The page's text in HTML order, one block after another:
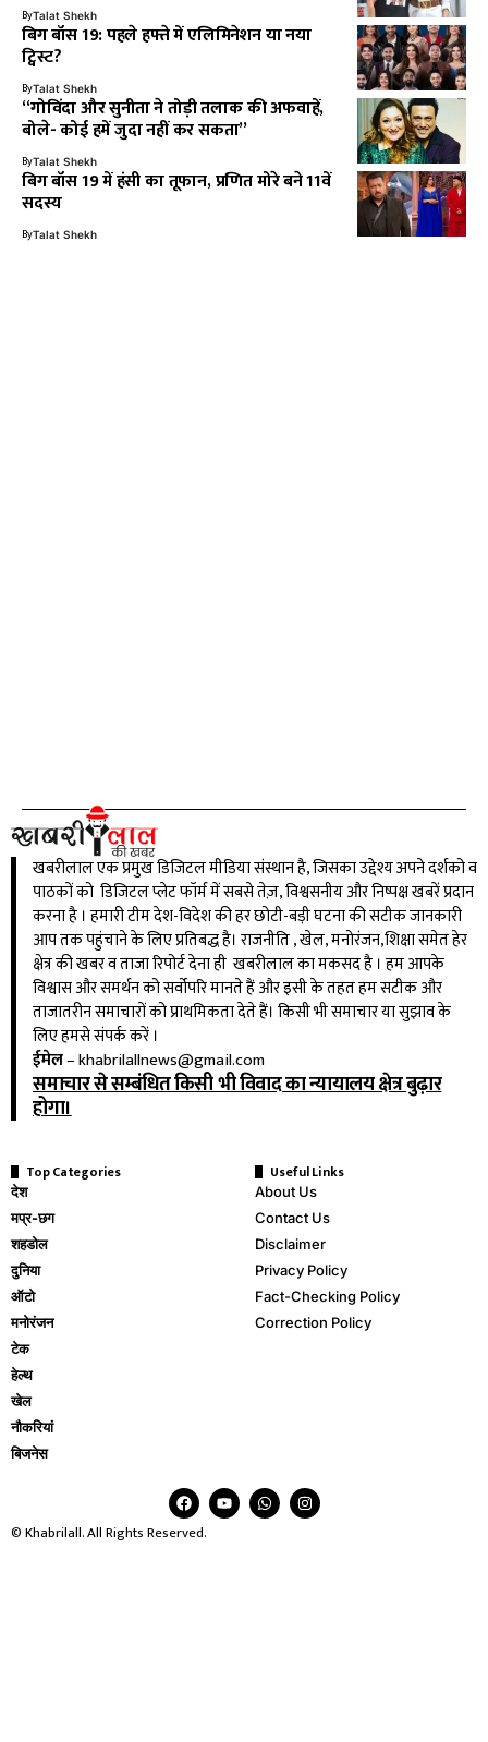
ByTalat Shekh
बिग बॉस 19: पहले हफ्ते में एलिमिनेशन या नया
ट्विस्ट?
ByTalat Shekh
“गोविंदा और सुनीता ने तोड़ी तलाक की अफवाहें,
बोले- कोई हमें जुदा नहीं कर सकता”
ByTalat Shekh
बिग बॉस 19 में हंसी का तूफान, प्रणित मोरे बने 11वें
सदस्य
ByTalat Shekh
खबरीलाल एक प्रमुख डिजिटल मीडिया संस्थान है, जिसका उद्देश्य अपने दर्शको व
पाठकों को डिजिटल प्लेट फॉर्म में सबसे तेज़, विश्वसनीय और निष्पक्ष खबरें प्रदान
करना है । हमारी टीम देश-विदेश की हर छोटी-बड़ी घटना की सटीक जानकारी
आप तक पहुंचाने के लिए प्रतिबद्ध है। राजनीति , खेल, मनोरंजन,शिक्षा समेत हेर
क्षेत्र की खबर व ताजा रिपोर्ट देना ही खबरीलाल का मकसद है । हम आपके
विश्वास और समर्थन को सर्वोपरि मानते हैं और इसी के तहत हम सटीक और
ताजातरीन समाचारों को प्राथमिकता देते हैं। किसी भी समाचार या सुझाव के
लिए हमसे संपर्क करें ।
ईमेल–khabrilallnews@gmail.com
समाचार से सम्बंधित किसी भी विवाद का न्यायालय क्षेत्र बुढ़ार
होगा।
Top Categories
देश
मप्र-छग
शहडोल
दुनिया
ऑटो
मनोरंजन
टेक
हेल्थ
खेल
नौकरियां
बिजनेस
Useful Links
About Us
Contact Us
Disclaimer
Privacy Policy
Fact-Checking Policy
Correction Policy
© Khabrilall. All Rights Reserved.